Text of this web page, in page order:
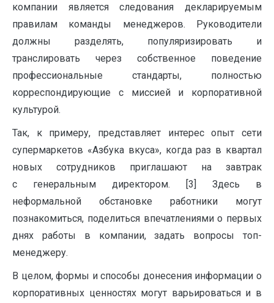
компании является следования декларируемым
правилам команды менеджеров. Руководители
должны разделять, популяризировать и
транслировать через собственное поведение
профессиональные стандарты, полностью
корреспондирующие с миссией и корпоративной
культурой.
Так, к примеру, представляет интерес опыт сети
супермаркетов «Азбука вкуса», когда раз в квартал
новых сотрудников приглашают на завтрак
с генеральным директором. [3] Здесь в
неформальной обстановке работники могут
познакомиться, поделиться впечатлениями о первых
днях работы в компании, задать вопросы топ-
менеджеру.
В целом, формы и способы донесения информации о
корпоративных ценностях могут варьироваться и в